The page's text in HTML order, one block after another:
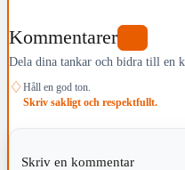
Kommentarer
Dela dina tankar och bidra till en
♢ Håll en god ton.
Skriv sakligt och respektfullt.
Skriv en kommentar